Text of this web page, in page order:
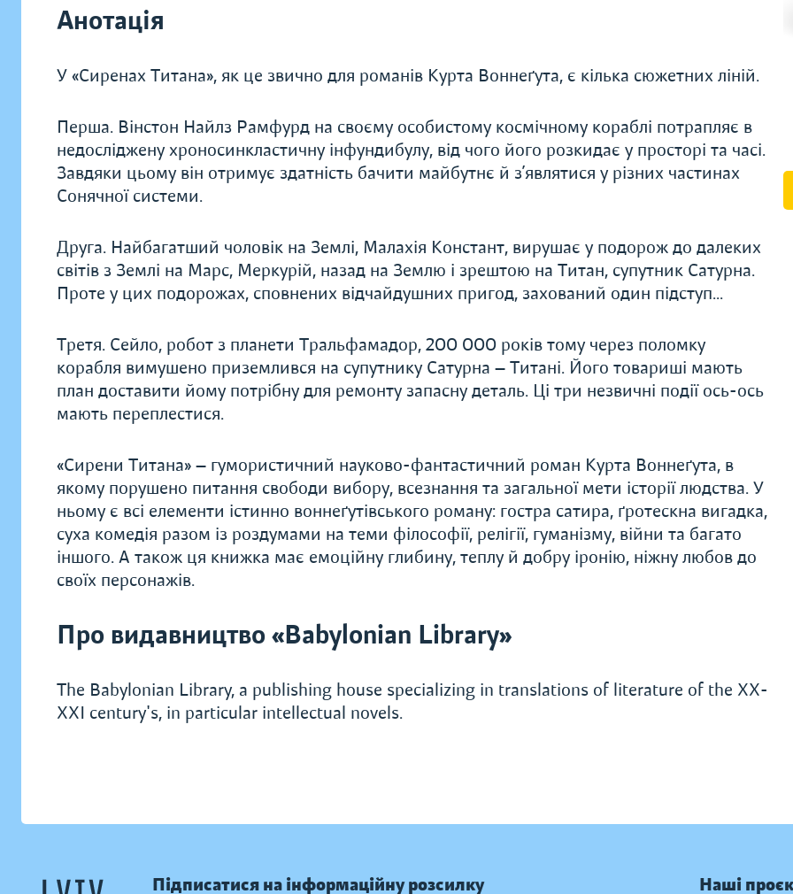
Анотація
У «Сиренах Титана», як це звично для романів Курта Воннеґута, є кілька сюжетних ліній.
Перша. Вінстон Найлз Рамфурд на своєму особистому космічному кораблі потрапляє в
недосліджену хроносинкластичну інфундибулу, від чого його розкидає у просторі та часі.
Завдяки цьому він отримує здатність бачити майбутнє й з’являтися у різних частинах
Сонячної системи.
Друга. Найбагатший чоловік на Землі, Малахія Констант, вирушає у подорож до далеких
світів з Землі на Марс, Меркурій, назад на Землю і зрештою на Титан, супутник Сатурна.
Проте у цих подорожах, сповнених відчайдушних пригод, захований один підступ...
Третя. Сейло, робот з планети Тральфамадор, 200 000 років тому через поломку
корабля вимушено приземлився на супутнику Сатурна — Титані. Його товариші мають
план доставити йому потрібну для ремонту запасну деталь. Ці три незвичні події ось-ось
мають переплестися.
«Сирени Титана» — гумористичний науково-фантастичний роман Курта Воннеґута, в
якому порушено питання свободи вибору, всезнання та загальної мети історії людства. У
ньому є всі елементи істинно воннеґутівського роману: гостра сатира, ґротескна вигадка,
суха комедія разом із роздумами на теми філософії, релігії, гуманізму, війни та багато
іншого. А також ця книжка має емоційну глибину, теплу й добру іронію, ніжну любов до
своїх персонажів.
Про видавництво «Babylonian Library»
The Babylonian Library, a publishing house specializing in translations of literature of the XX-
XXI century's, in particular intellectual novels.
Підписатися на інформаційну розсилку Наші